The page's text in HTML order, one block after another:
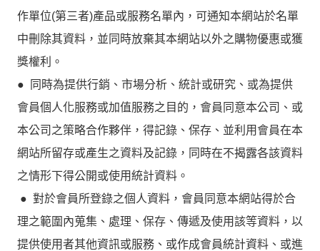
作單位(第三者)產品或服務名單內，可通知本網站於名單
中刪除其資料，並同時放棄其本網站以外之購物優惠或獲
獎權利。
● 同時為提供行銷、市場分析、統計或研究、或為提供
會員個人化服務或加值服務之目的，會員同意本公司、或
本公司之策略合作夥伴，得記錄、保存、並利用會員在本
網站所留存或產生之資料及記錄，同時在不揭露各該資料
之情形下得公開或使用統計資料。
● 對於會員所登錄之個人資料，會員同意本網站得於合
理之範圍內蒐集、處理、保存、傳遞及使用該等資料，以
提供使用者其他資訊或服務、或作成會員統計資料、或進